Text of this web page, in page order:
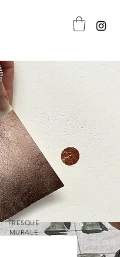
FRESQUE
MURALE